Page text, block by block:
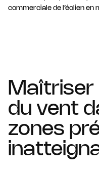
commerciale de l’éolien en
Maîtriser
du vent
zones